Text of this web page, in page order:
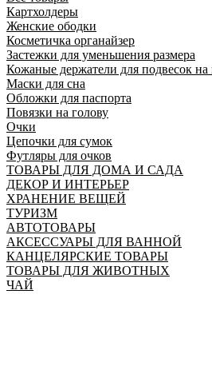
Картхолдеры
Женские ободки
Косметичка органайзер
Застежки для уменьшения размера
Кожаные держатели для подвесок
Маски для сна
Обложки для паспорта
Повязки на голову
Очки
Цепочки для сумок
Футляры для очков
ТОВАРЫ ДЛЯ ДОМА И САДА
ДЕКОР И ИНТЕРЬЕР
ХРАНЕНИЕ ВЕЩЕЙ
ТУРИЗМ
АВТОТОВАРЫ
АКСЕССУАРЫ ДЛЯ ВАННОЙ
КАНЦЕЛЯРСКИЕ ТОВАРЫ
ТОВАРЫ ДЛЯ ЖИВОТНЫХ
ЧАЙ